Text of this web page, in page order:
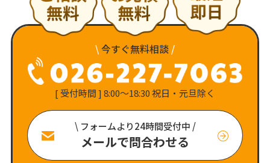
\今すぐ無料相談 /
[ 受付時間 ] 8:00〜18:30 祝日・元旦除く
\ フォームより24時間受付中 /
メールで問合わせる